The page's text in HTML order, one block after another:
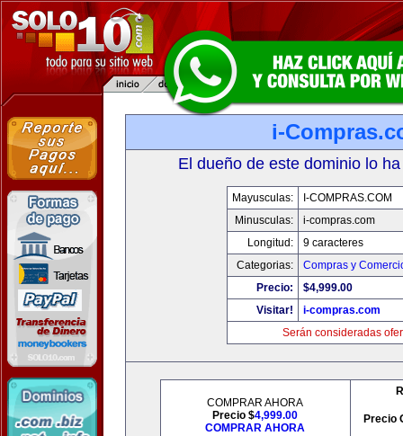
i-
El dueño de este dominio lo
Mayusculas:
I-COMPRAS.COM
Minusculas:
i-compras.com
Longitud:
9 caracteres
Categorias:
Compras y
Precio:
$4,999.00
Visitar!
i-compras.com
Serán consideradas
COMPRAR AHORA
Precio $4,999.00
COMPRAR AHORA
Precio